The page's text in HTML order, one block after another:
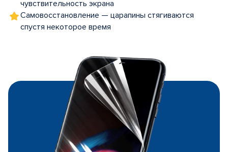
чувствительность экрана
Самовосстановление — царапины стягиваются
спустя некоторое время